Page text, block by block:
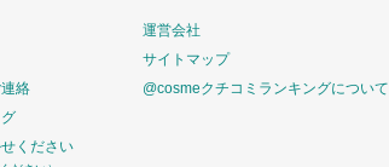
絡
ください
運営会社
サイトマップ
@cosmeクチコミランキングについて